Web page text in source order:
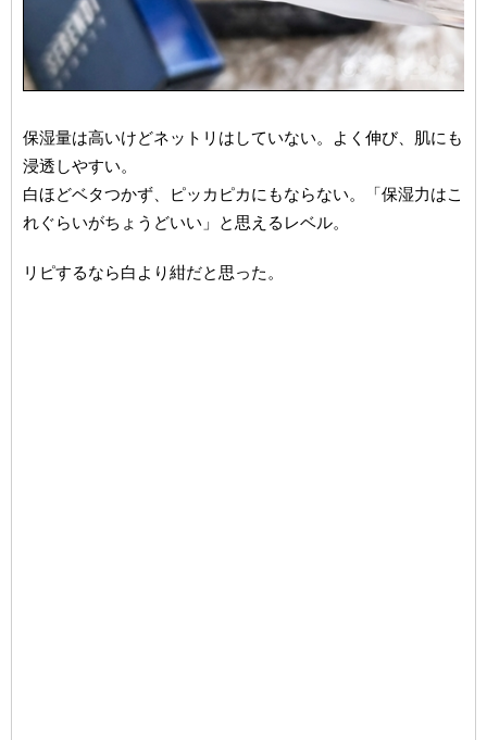
保湿量は高いけどネットリはしていない。よく伸び、肌にも
浸透しやすい。
白ほどベタつかず、ピッカピカにもならない。「保湿力はこ
れぐらいがちょうどいい」と思えるレベル。
リピするなら白より紺だと思った。